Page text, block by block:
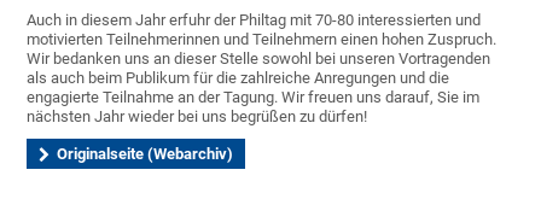
Auch in diesem Jahr erfuhr der Philtag mit 70-80 interessierten und
motivierten Teilnehmerinnen und Teilnehmern einen hohen Zuspruch.
Wir bedanken uns an dieser Stelle sowohl bei unseren Vortragenden
als auch beim Publikum für die zahlreiche Anregungen und die
engagierte Teilnahme an der Tagung. Wir freuen uns darauf, Sie im
nächsten Jahr wieder bei uns begrüßen zu dürfen!
Originalseite (Webarchiv)